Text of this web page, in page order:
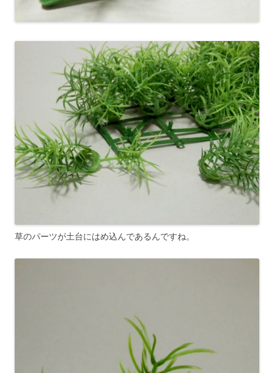
草のパーツが土台にはめ込んであるんですね。